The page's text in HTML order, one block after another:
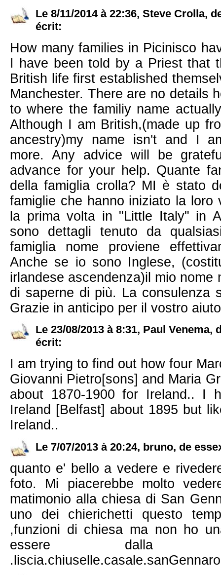
Le 8/11/2014 à 22:36, Steve Crolla,
écrit:
How many families in Picinisco
I have been told by a Priest that
British life first established
Manchester. There are no details
to where the familiy name
Although I am British,(made up
ancestry)my name isn't and I
more. Any advice will be
advance for your help. Quante
della famiglia crolla? MI è stato
famiglie che hanno iniziato la
la prima volta in "Little Italy" in
sono dettagli tenuto da
famiglia nome proviene
Anche se io sono Inglese,
irlandese ascendenza)il mio
di saperne di più. La consulenza
Grazie in anticipo per il vostro
Le 23/08/2013 à 8:31, Paul Venema,
écrit:
I am trying to find out how four
Giovanni Pietro[sons] and Maria
about 1870-1900 for Ireland.. I
Ireland [Belfast] about 1895 but
Ireland..
Le 7/07/2013 à 20:24, bruno, de
quanto e' bello a vedere e
foto. Mi piacerebbe molto
matimonio alla chiesa di San
uno dei chierichetti questo
,funzioni di chiesa ma non ho
essere dalla